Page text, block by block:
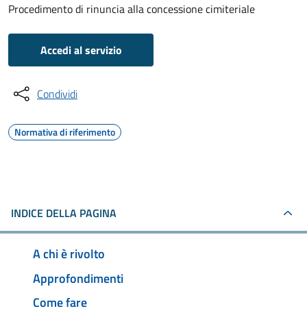
Procedimento di rinuncia alla concessione cimiteriale
Accedi al servizio
Condividi
Normativa di riferimento
INDICE DELLA PAGINA
A chi è rivolto
Approfondimenti
Come fare